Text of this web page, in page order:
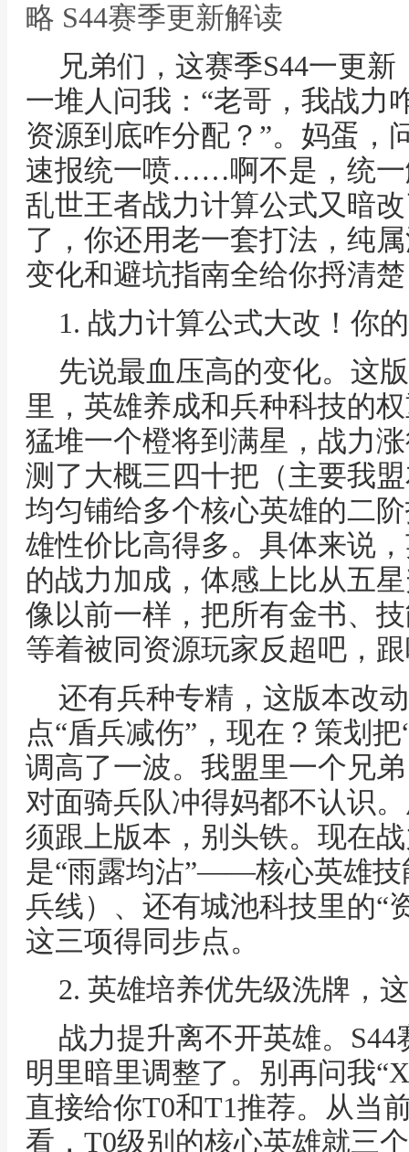
略 S44赛季更新解读
兄弟们，这赛季S44一更
一堆人问我：“老哥，我战力
资源到底咋分配？”。妈蛋，
速报统一喷……啊不是，统一
乱世王者战力计算公式又暗
了，你还用老一套打法，纯
变化和避坑指南全给你捋清
1. 战力计算公式大改！你
先说最血压高的变化。这
里，英雄养成和兵种科技的
猛堆一个橙将到满星，战力
测了大概三四十把（主要我
均匀铺给多个核心英雄的二
雄性价比高得多。具体来说
的战力加成，体感上比从五
像以前一样，把所有金书、
等着被同资源玩家反超吧，
还有兵种专精，这版本改
点“盾兵减伤”，现在？策划
调高了一波。我盟里一个兄
对面骑兵队冲得妈都不认识
须跟上版本，别头铁。现在
是“雨露均沾”——核心英雄技
兵线）、还有城池科技里的“
这三项得同步点。
2. 英雄培养优先级洗牌，
战力提升离不开英雄。
明里暗里调整了。别再问我
直接给你T0和T1推荐。从当
看，T0级别的核心英雄就三